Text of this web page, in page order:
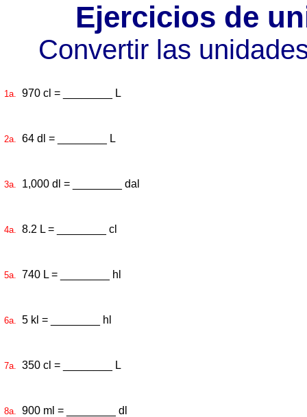
Ejercicios de
Convertir las
1a. 970 cl = ________ L
2a. 64 dl = ________ L
3a. 1,000 dl = ________ dal
4a. 8.2 L = ________ cl
5a. 740 L = ________ hl
6a. 5 kl = ________ hl
7a. 350 cl = ________ L
8a. 900 ml = ________ dl